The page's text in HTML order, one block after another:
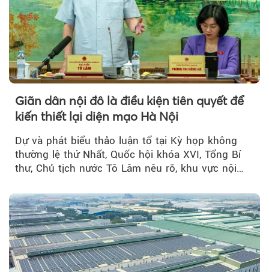
Giãn dân nội đô là điều kiện tiên quyết để
kiến thiết lại diện mạo Hà Nội
Dự và phát biểu thảo luận tổ tại Kỳ họp không
thường lệ thứ Nhất, Quốc hội khóa XVI, Tổng Bí
thư, Chủ tịch nước Tô Lâm nêu rõ, khu vực nội